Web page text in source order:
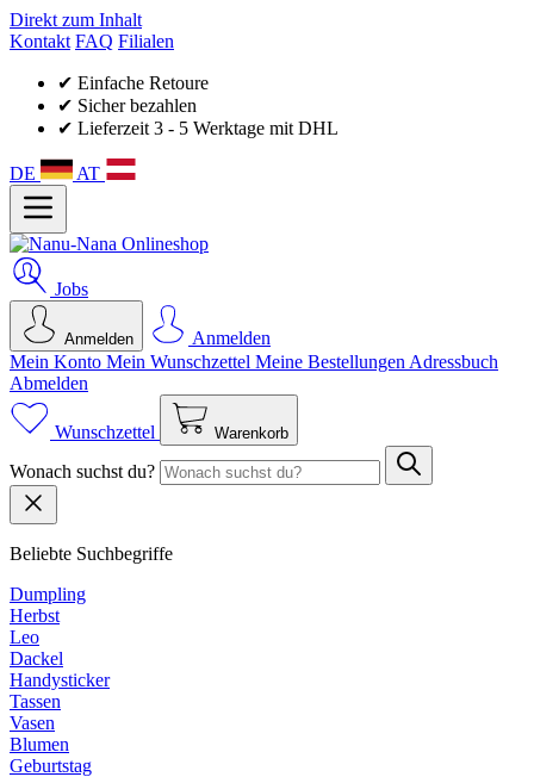
Direkt zum Inhalt
Kontakt FAQ Filialen
✔ Einfache Retoure
✔ Sicher bezahlen
✔ Lieferzeit 3 - 5 Werktage mit DHL
DE AT
Jobs
Anmelden
Anmelden
Mein Konto Mein Wunsch­zettel Meine Bestellungen Adressbuch
Abmelden
Wunschzettel Warenkorb
Wonach suchst du?
Beliebte Suchbegriffe
Dumpling
Herbst
Leo
Dackel
Handysticker
Tassen
Vasen
Blumen
Geburtstag